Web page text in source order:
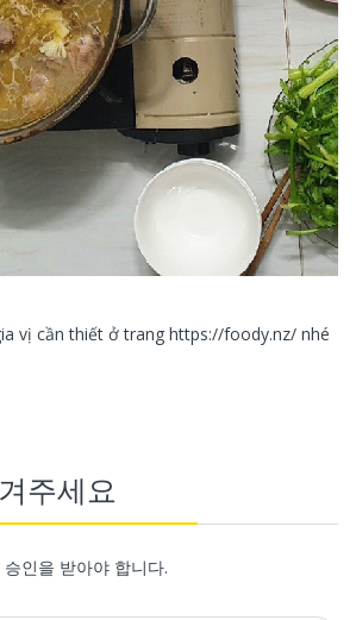
vị cần thiết ở trang https://foody.nz/ nhé
주세요
인을 받아야 합니다.